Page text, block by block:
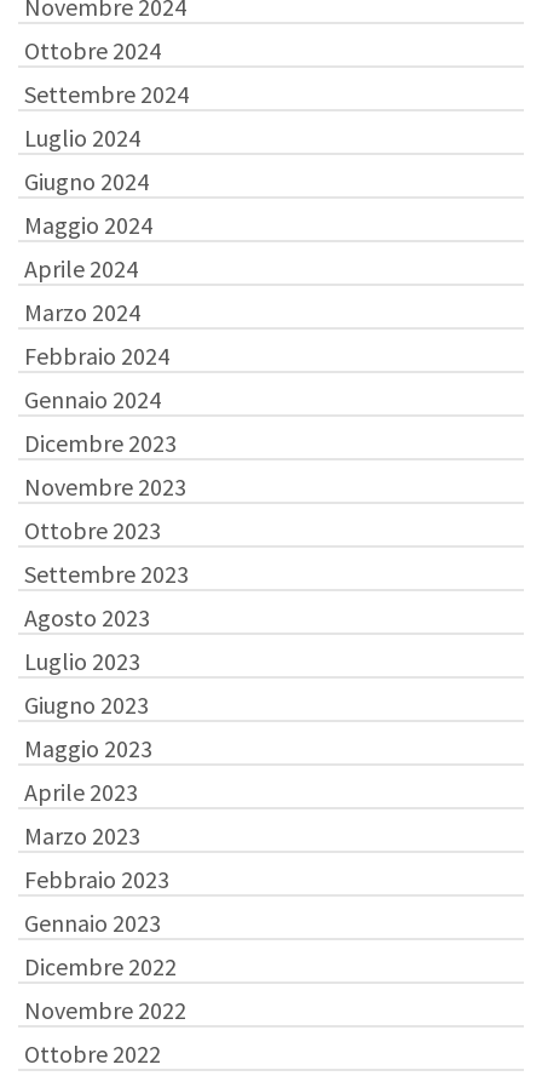
Novembre 2024
Ottobre 2024
Settembre 2024
Luglio 2024
Giugno 2024
Maggio 2024
Aprile 2024
Marzo 2024
Febbraio 2024
Gennaio 2024
Dicembre 2023
Novembre 2023
Ottobre 2023
Settembre 2023
Agosto 2023
Luglio 2023
Giugno 2023
Maggio 2023
Aprile 2023
Marzo 2023
Febbraio 2023
Gennaio 2023
Dicembre 2022
Novembre 2022
Ottobre 2022